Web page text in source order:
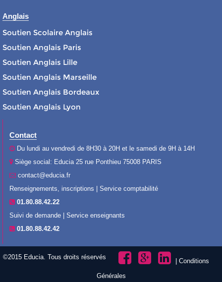
Anglais
Soutien Scolaire Anglais
Soutien Anglais Paris
Soutien Anglais Lille
Soutien Anglais Marseille
Soutien Anglais Bordeaux
Soutien Anglais Lyon
Contact
Du lundi au vendredi de 8H30 à 20H et le samedi de 9H à 14H
Siège social: Educia 25 rue Ponthieu 75008 PARIS
contact@educia.fr
Renseignements, inscriptions | Service comptabilité
01.80.88.42.22
Suivi de demande | Service enseignants
01.80.88.42.42
©2015 Educia. Tous droits réservés
Conditions
Générales